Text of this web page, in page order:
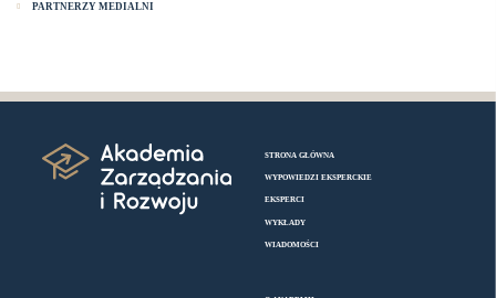
PARTNERZY MEDIALNI
STRONA GŁÓWNA
WYPOWIEDZI EKSPERCKIE
EKSPERCI
WYKŁADY
WIADOMOŚCI